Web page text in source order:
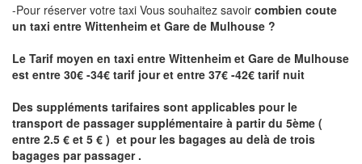
-Pour réserver votre taxi Vous souhaitez savoir combien coute
un taxi entre Wittenheim et Gare de Mulhouse ?
Le Tarif moyen en taxi entre Wittenheim et Gare de Mulhouse
est entre 30€ -34€ tarif jour et entre 37€ -42€ tarif nuit
Des suppléments tarifaires sont applicables pour le
transport de passager supplémentaire à partir du 5ème (
entre 2.5 € et 5 € ) et pour les bagages au delà de trois
bagages par passager .